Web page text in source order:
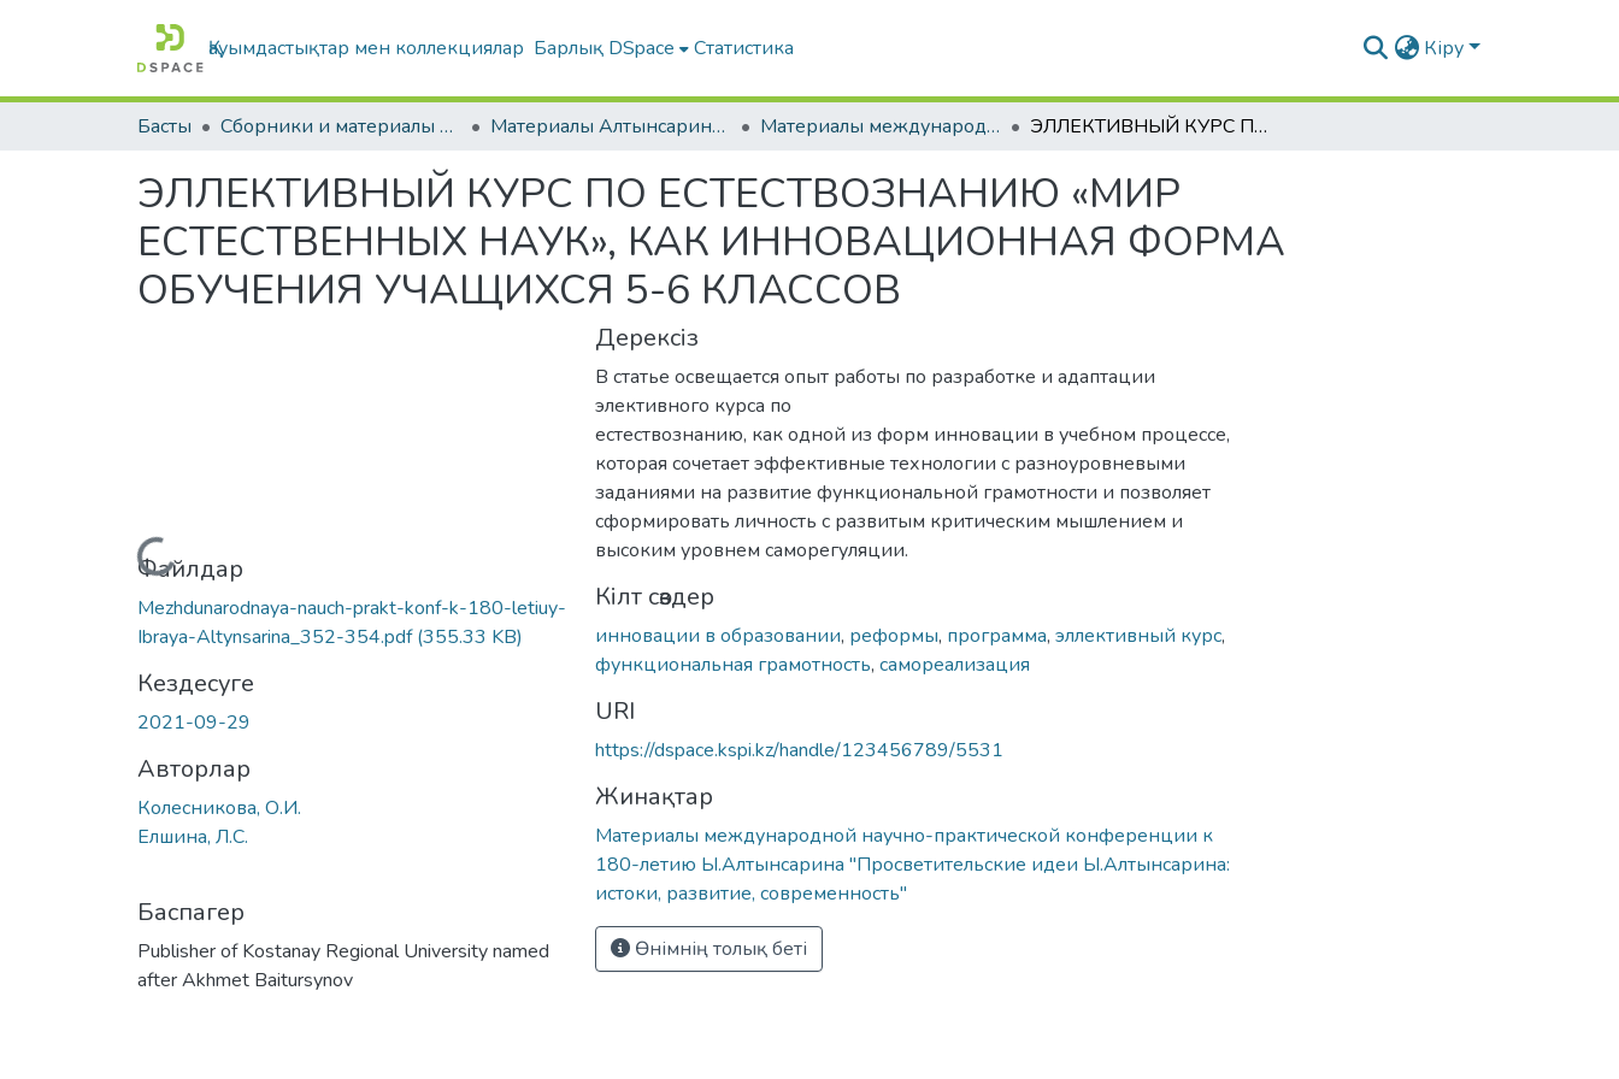
Қауымдастықтар мен коллекциялар Барлық DSpace Статистика Кіру
Басты Сборники и материалы конференций Материалы Алтынсаринских педагогических чтений Материалы международной научно-практической конференции к 180-летию Ы.Алтынсарина "Просветительские идеи Ы.Алтынсарина: истоки, развитие, современность" ЭЛЛЕКТИВНЫЙ КУРС ПО ЕСТЕСТВОЗНАНИЮ «МИР ЕСТЕСТВЕННЫХ НАУК», КАК ИННОВАЦИОННАЯ ФОРМА ОБУЧЕНИЯ УЧАЩИХСЯ 5-6 КЛАССОВ
ЭЛЛЕКТИВНЫЙ КУРС ПО ЕСТЕСТВОЗНАНИЮ «МИР
ЕСТЕСТВЕННЫХ НАУК», КАК ИННОВАЦИОННАЯ ФОРМА
ОБУЧЕНИЯ УЧАЩИХСЯ 5-6 КЛАССОВ
Жүктеу...
Файлдар
Mezhdunarodnaya-nauch-prakt-konf-k-180-letiuy-
Ibraya-Altynsarina_352-354.pdf(355.33 KB)
Кездесуге
2021-09-29
Авторлар
Колесникова, О.И.
Елшина, Л.С.
Баспагер
Publisher of Kostanay Regional University named
after Akhmet Baitursynov
Дерексіз
В статье освещается опыт работы по разработке и адаптации
элективного курса по
естествознанию, как одной из форм инновации в учебном процессе,
которая сочетает эффективные технологии с разноуровневыми
заданиями на развитие функциональной грамотности и позволяет
сформировать личность с развитым критическим мышлением и
высоким уровнем саморегуляции.
Кілт сөздер
инновации в образовании, реформы, программа, эллективный курс,
функциональная грамотность, самореализация
URI
https://dspace.kspi.kz/handle/123456789/5531
Жинақтар
Материалы международной научно-практической конференции к
180-летию Ы.Алтынсарина "Просветительские идеи Ы.Алтынсарина:
истоки, развитие, современность"
Өнімнің толық беті